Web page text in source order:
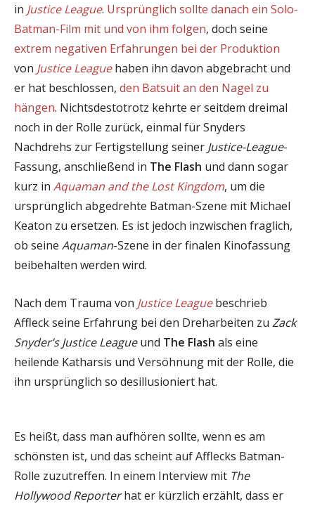
in Justice League. Ursprünglich sollte danach ein Solo-
Batman-Film mit und von ihm folgen, doch seine
extrem negativen Erfahrungen bei der Produktion
von Justice Leaguehaben ihn davon abgebracht und
er hat beschlossen, den Batsuit an den Nagel zu
hängen. Nichtsdestotrotz kehrte er seitdem dreimal
noch in der Rolle zurück, einmal für Snyders
Nachdrehs zur Fertigstellung seiner Justice-League-
Fassung, anschließend in The Flash und dann sogar
kurz in Aquaman and the Lost Kingdom, um die
ursprünglich abgedrehte Batman-Szene mit Michael
Keaton zu ersetzen. Es ist jedoch inzwischen fraglich,
ob seine Aquaman-Szene in der finalen Kinofassung
beibehalten werden wird.
Nach dem Trauma von Justice Leaguebeschrieb
Affleck seine Erfahrung bei den Dreharbeiten zu Zack
Snyder’s Justice Leagueund The Flash als eine
heilende Katharsis und Versöhnung mit der Rolle, die
ihn ursprünglich so desillusioniert hat.
Es heißt, dass man aufhören sollte, wenn es am
schönsten ist, und das scheint auf Afflecks Batman-
Rolle zuzutreffen. In einem Interview mit The
Hollywood Reporterhat er kürzlich erzählt, dass er